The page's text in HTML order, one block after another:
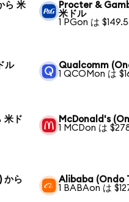
ら 米
Procter &
米ドル
1 PGon は
ル
Qualcomm
1 QCOMon は
米ド
McDonald's
1 MCDon は
から
Alibaba (Ondo
1 BABAon は